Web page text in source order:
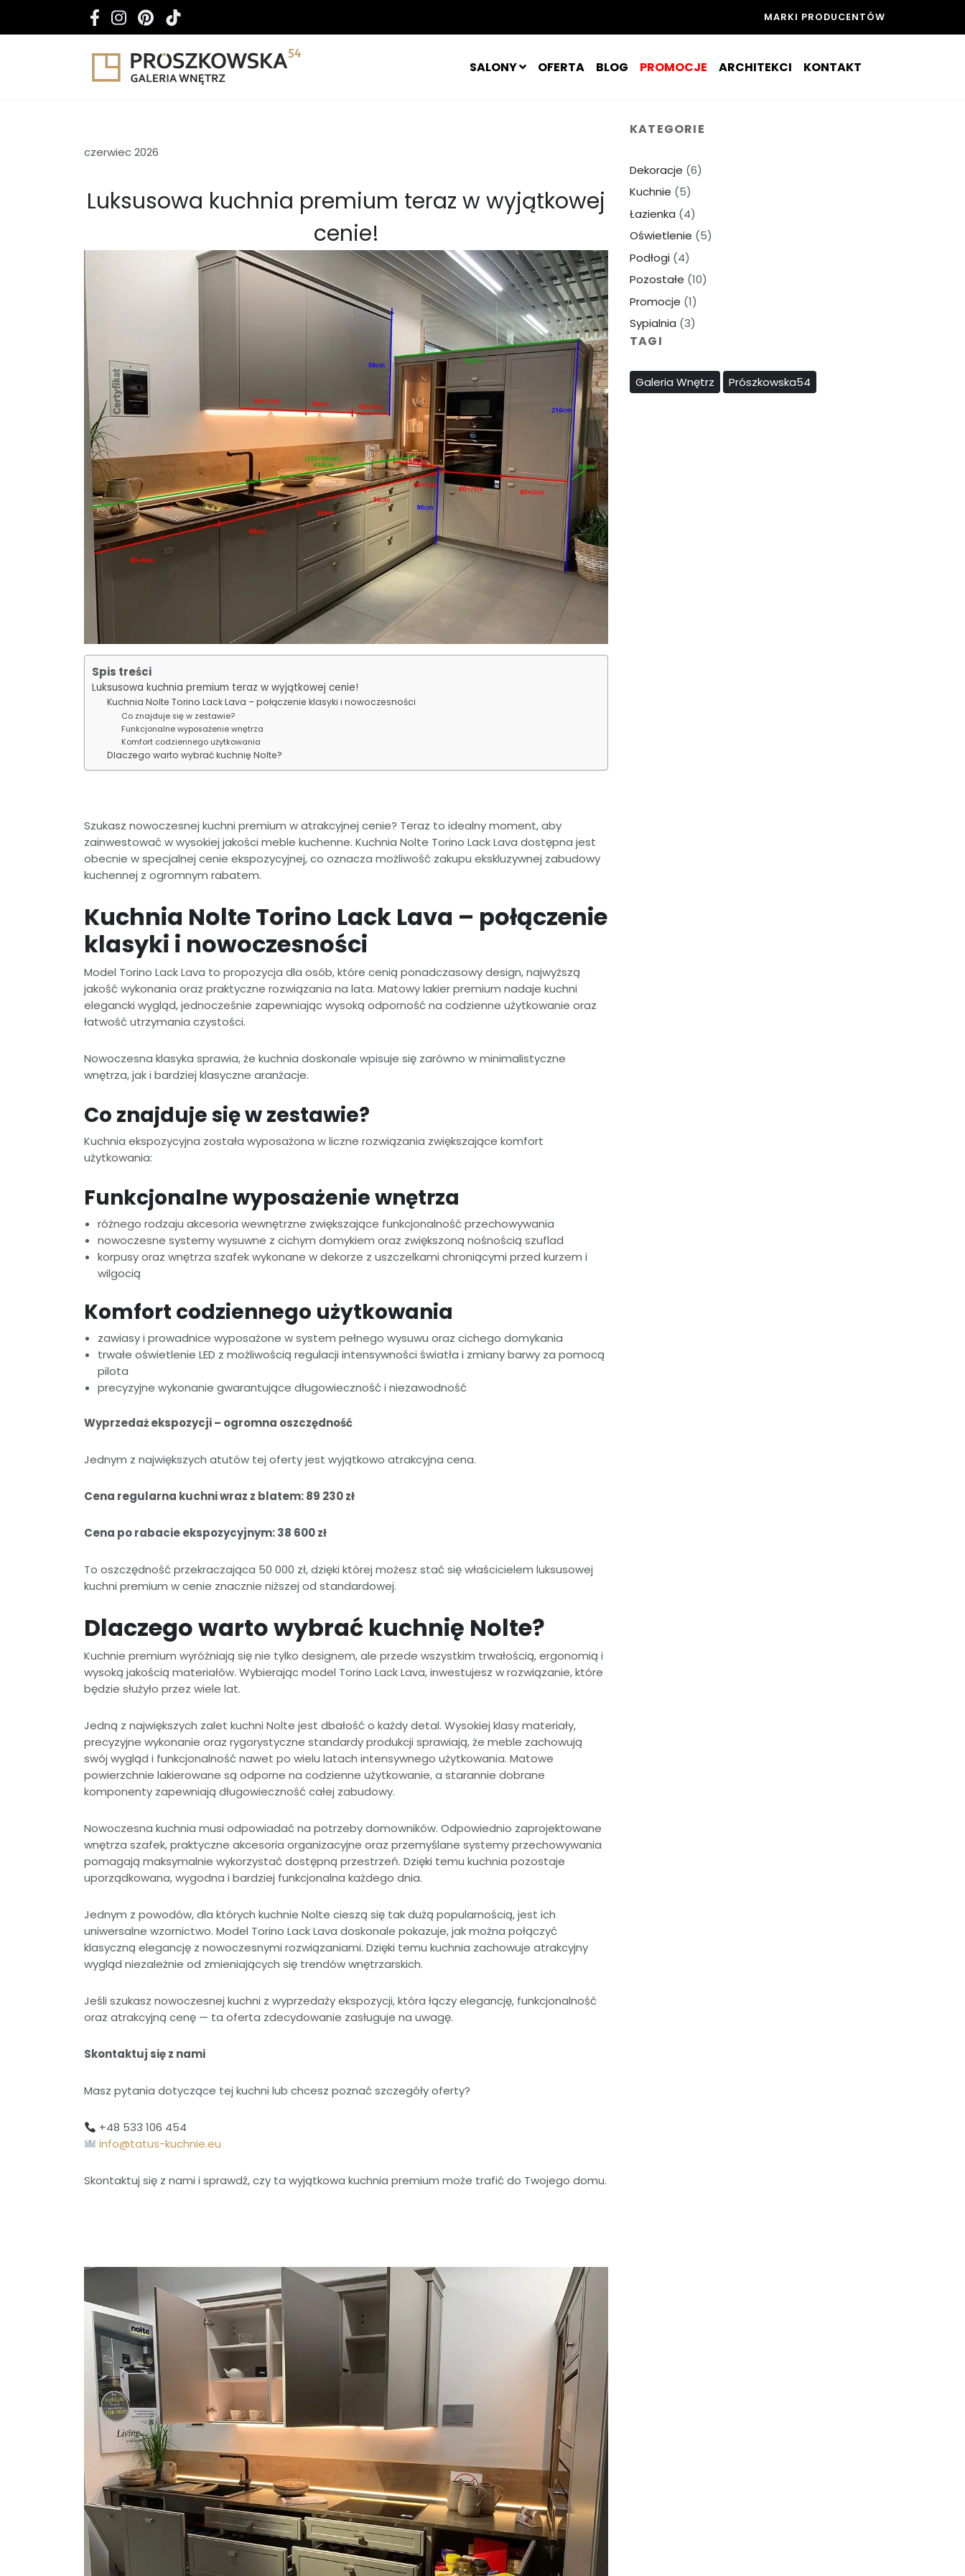
MARKI PRODUCENTÓW
SALONY OFERTA BLOG PROMOCJE ARCHITEKCI KONTAKT
czerwiec 2026
Luksusowa kuchnia premium teraz w wyjątkowej
cenie!
Spis treści
Luksusowa kuchnia premium teraz w wyjątkowej cenie!
Kuchnia Nolte Torino Lack Lava – połączenie klasyki i nowoczesności
Co znajduje się w zestawie?
Funkcjonalne wyposażenie wnętrza
Komfort codziennego użytkowania
Dlaczego warto wybrać kuchnię Nolte?
Szukasz nowoczesnej kuchni premium w atrakcyjnej cenie? Teraz to idealny moment, aby
zainwestować w wysokiej jakości meble kuchenne. Kuchnia Nolte Torino Lack Lava dostępna jest
obecnie w specjalnej cenie ekspozycyjnej, co oznacza możliwość zakupu ekskluzywnej zabudowy
kuchennej z ogromnym rabatem.
Kuchnia Nolte Torino Lack Lava – połączenie
klasyki i nowoczesności
Model Torino Lack Lava to propozycja dla osób, które cenią ponadczasowy design, najwyższą
jakość wykonania oraz praktyczne rozwiązania na lata. Matowy lakier premium nadaje kuchni
elegancki wygląd, jednocześnie zapewniając wysoką odporność na codzienne użytkowanie oraz
łatwość utrzymania czystości.
Nowoczesna klasyka sprawia, że kuchnia doskonale wpisuje się zarówno w minimalistyczne
wnętrza, jak i bardziej klasyczne aranżacje.
Co znajduje się w zestawie?
Kuchnia ekspozycyjna została wyposażona w liczne rozwiązania zwiększające komfort
użytkowania:
Funkcjonalne wyposażenie wnętrza
różnego rodzaju akcesoria wewnętrzne zwiększające funkcjonalność przechowywania
nowoczesne systemy wysuwne z cichym domykiem oraz zwiększoną nośnością szuflad
korpusy oraz wnętrza szafek wykonane w dekorze z uszczelkami chroniącymi przed kurzem i
wilgocią
Komfort codziennego użytkowania
zawiasy i prowadnice wyposażone w system pełnego wysuwu oraz cichego domykania
trwałe oświetlenie LED z możliwością regulacji intensywności światła i zmiany barwy za pomocą
pilota
precyzyjne wykonanie gwarantujące długowieczność i niezawodność
Wyprzedaż ekspozycji – ogromna oszczędność
Jednym z największych atutów tej oferty jest wyjątkowo atrakcyjna cena.
Cena regularna kuchni wraz z blatem: 89 230 zł
Cena po rabacie ekspozycyjnym: 38 600 zł
To oszczędność przekraczająca 50 000 zł, dzięki której możesz stać się właścicielem luksusowej
kuchni premium w cenie znacznie niższej od standardowej.
Dlaczego warto wybrać kuchnię Nolte?
Kuchnie premium wyróżniają się nie tylko designem, ale przede wszystkim trwałością, ergonomią i
wysoką jakością materiałów. Wybierając model Torino Lack Lava, inwestujesz w rozwiązanie, które
będzie służyło przez wiele lat.
Jedną z największych zalet kuchni Nolte jest dbałość o każdy detal. Wysokiej klasy materiały,
precyzyjne wykonanie oraz rygorystyczne standardy produkcji sprawiają, że meble zachowują
swój wygląd i funkcjonalność nawet po wielu latach intensywnego użytkowania. Matowe
powierzchnie lakierowane są odporne na codzienne użytkowanie, a starannie dobrane
komponenty zapewniają długowieczność całej zabudowy.
Nowoczesna kuchnia musi odpowiadać na potrzeby domowników. Odpowiednio zaprojektowane
wnętrza szafek, praktyczne akcesoria organizacyjne oraz przemyślane systemy przechowywania
pomagają maksymalnie wykorzystać dostępną przestrzeń. Dzięki temu kuchnia pozostaje
uporządkowana, wygodna i bardziej funkcjonalna każdego dnia.
Jednym z powodów, dla których kuchnie Nolte cieszą się tak dużą popularnością, jest ich
uniwersalne wzornictwo. Model Torino Lack Lava doskonale pokazuje, jak można połączyć
klasyczną elegancję z nowoczesnymi rozwiązaniami. Dzięki temu kuchnia zachowuje atrakcyjny
wygląd niezależnie od zmieniających się trendów wnętrzarskich.
Jeśli szukasz nowoczesnej kuchni z wyprzedaży ekspozycji, która łączy elegancję, funkcjonalność
oraz atrakcyjną cenę — ta oferta zdecydowanie zasługuje na uwagę.
Skontaktuj się z nami
Masz pytania dotyczące tej kuchni lub chcesz poznać szczegóły oferty?
+48 533 106 454
info@tatus-kuchnie.eu
Skontaktuj się z nami i sprawdź, czy ta wyjątkowa kuchnia premium może trafić do Twojego domu.
KATEGORIE
Dekoracje (6)
Kuchnie (5)
Łazienka (4)
Oświetlenie (5)
Podłogi (4)
Pozostałe (10)
Promocje (1)
Sypialnia (3)
TAGI
Galeria Wnętrz Prószkowska54